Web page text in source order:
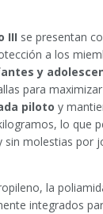
III se presentan
a los
y
para
piloto y
lo que
sin molestias por
la
integrados